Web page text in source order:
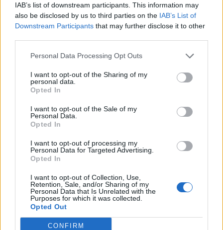
IAB’s list of downstream participants. This information may
also be disclosed by us to third parties on the IAB’s List of
Downstream Participants that may further disclose it to other
Personal Data Processing Opt Outs
I want to opt-out of the Sharing of my
personal data.
Opted In
I want to opt-out of the Sale of my
Personal Data.
Opted In
I want to opt-out of processing my
Personal Data for Targeted Advertising.
Opted In
I want to opt-out of Collection, Use,
Retention, Sale, and/or Sharing of my
Personal Data that Is Unrelated with the
Purposes for which it was collected.
Opted Out
CONFIRM
KEDVES OLVASÓNK!
A keresett cikk a portfolio.hu hírarchívumához
tartozik, melynek olvasása előfizetéses
Az előfizetés a következőket tartalmazza:
Kötéslisták: BÉT elmúlt 2 év napon belüli
kötéslistái
Előfizetés
MÁR ELŐFIZETŐNK VAGY?BEJELENTKEZÉS